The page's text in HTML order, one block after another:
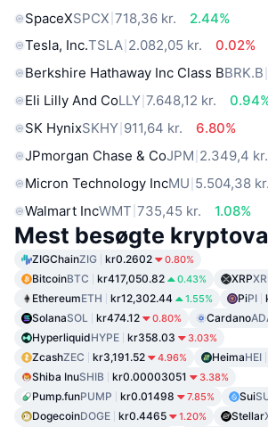
SpaceXSPCX 718,36 kr.
2.44%
Tesla, Inc.TSLA 2.082,05 kr.
0.02%
Berkshire Hathaway Inc Class BBRK.B
Eli Lilly And CoLLY 7.648,12 kr.
SK HynixSKHY 911,64 kr.
6.80%
JPmorgan Chase & CoJPM 2.349,4 kr.
Micron Technology IncMU 5.504,38 kr.
Walmart IncWMT 735,45 kr. 1.08%
Mest besøgte
ZIGChainZIG kr0.2602 0.80%
BitcoinBTC kr417,050.82 0.43% XRP
EthereumETH kr12,302.44 1.55% PiPI
SolanaSOL kr474.12 0.80% Cardano
HyperliquidHYPE kr358.03 3.03%
ZcashZEC kr3,191.52 4.96% HeimaHEI
Shiba InuSHIB kr0.00003051 3.38%
Pump.funPUMP kr0.01498 7.85% Sui
DogecoinDOGE kr0.4465 1.20% Stellar